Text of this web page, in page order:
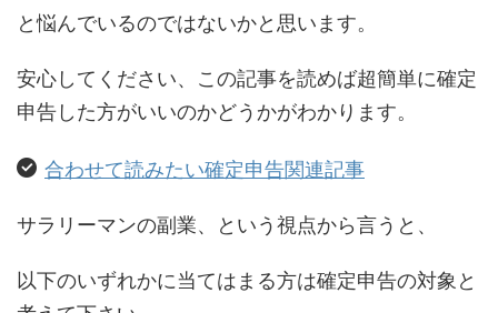
と悩んでいるのではないかと思います。
安心してください、この記事を読めば超簡単に確定
申告した方がいいのかどうかがわかります。
合わせて読みたい確定申告関連記事
サラリーマンの副業、という視点から言うと、
以下のいずれかに当てはまる方は確定申告の対象と